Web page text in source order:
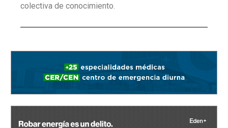
colectiva de conocimiento.